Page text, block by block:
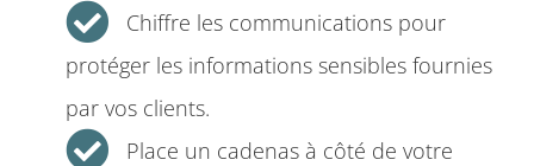
Chiffre les communications pour
protéger les informations sensibles fournies
par vos clients.
Place un cadenas à côté de votre